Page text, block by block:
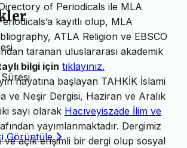
of Periodicals ile MLA
kayıtlı olup, MLA
ATLA Religion ve EBSCO
taranan uluslararası akademik
bilgi için tıklayınız.
hayatına başlayan TAHKİK İslami
ve Neşir Dergisi, Haziran ve Aralık
sayı olarak Hacıveyiszade İlim ve
yayımlanmaktadır. Dergimiz
ve açık erişimli bir dergi olup sosyal
Görüntüle